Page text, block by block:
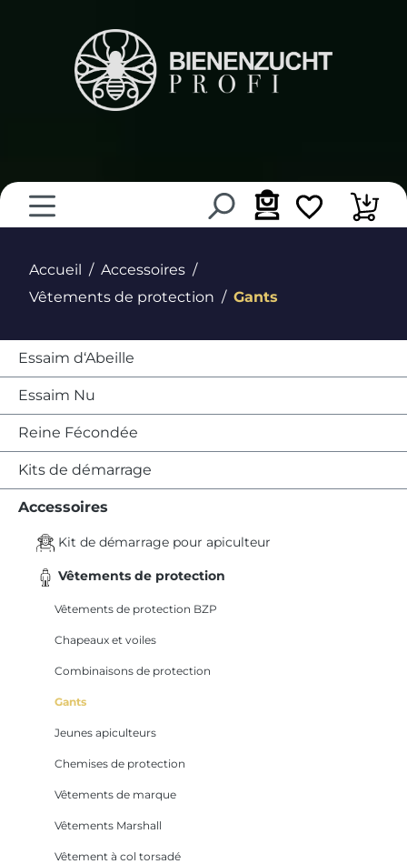
Accueil
Accessoires
Vêtements de protection
Gants
Essaim d‘Abeille
Essaim Nu
Reine Fécondée
Kits de démarrage
Accessoires
Kit de démarrage pour apiculteur
Vêtements de protection
Vêtements de protection BZP
Chapeaux et voiles
Combinaisons de protection
Gants
Jeunes apiculteurs
Chemises de protection
Vêtements de marque
Vêtements Marshall
Vêtement à col torsadé